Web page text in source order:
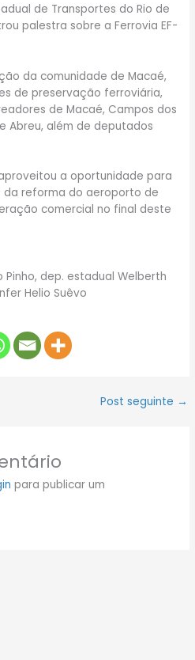
de Transportes do Rio de
palestra sobre a Ferrovia EF-
da comunidade de Macaé,
de preservação ferroviária,
de Macaé, Campos dos
Abreu, além de deputados
a oportunidade para
da reforma do aeroporto de
comercial no final deste
Pinho, dep. estadual Welberth
Helio Suêvo
Post seguinte →
para publicar um